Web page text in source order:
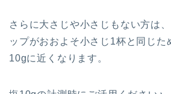
さらに大さじや小さじもない方は
ップがおおよそ小さじ1杯と同じた
10gに近くなります。